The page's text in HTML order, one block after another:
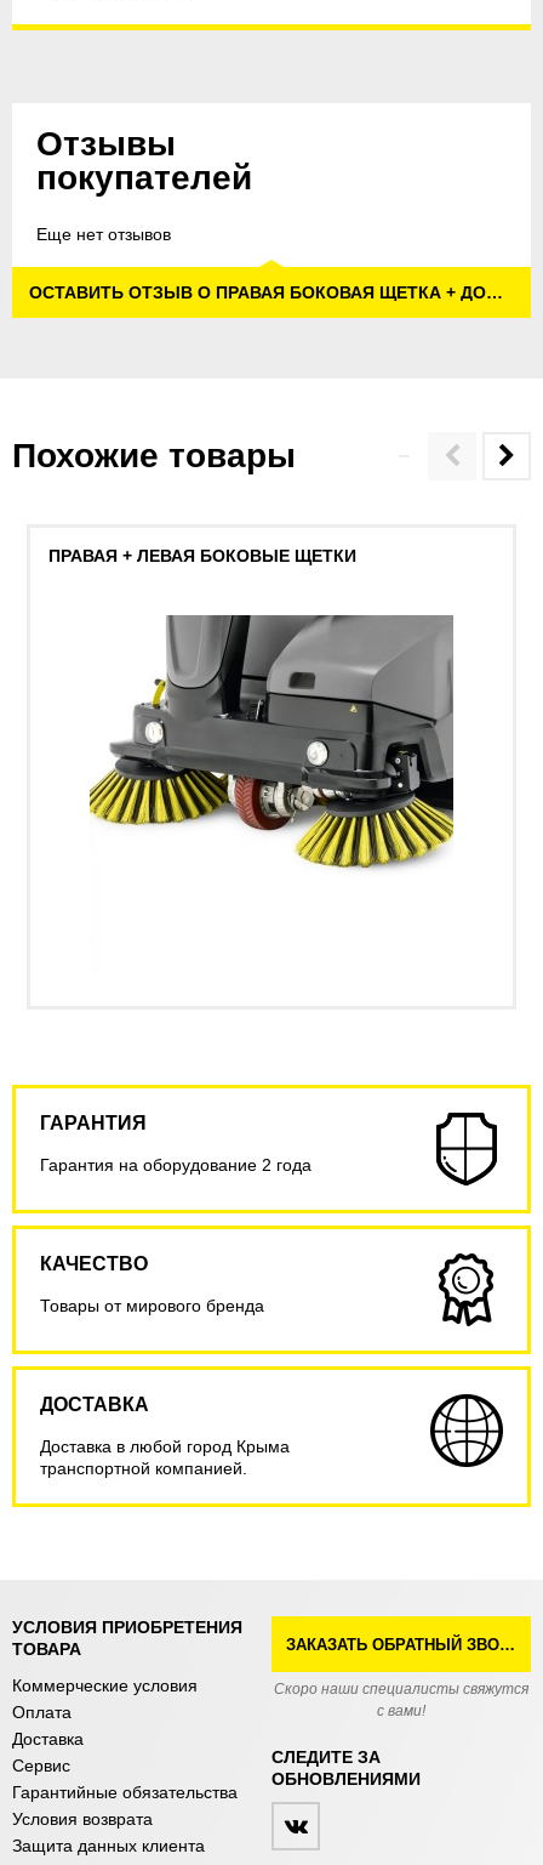
Отзывы
покупателей
Еще нет отзывов
ОСТАВИТЬ ОТЗЫВ О ПРАВАЯ БОКОВАЯ ЩЕТКА + ДОПОЛНИТЕЛЬНАЯ БОКОВАЯ ЩЕТКА
Похожие товары
ПРАВАЯ + ЛЕВАЯ БОКОВЫЕ ЩЕТКИ
ГАРАНТИЯ
Гарантия на оборудование 2 года
КАЧЕСТВО
Товары от мирового бренда
ДОСТАВКА
Доставка в любой город Крыма
транспортной компанией.
УСЛОВИЯ ПРИОБРЕТЕНИЯ
ТОВАРА
Коммерческие условия
Оплата
Доставка
Сервис
Гарантийные обязательства
Условия возврата
Защита данных клиента
ЗАКАЗАТЬ ОБРАТНЫЙ ЗВОНОК
Скоро наши специалисты свяжутся
с вами!
СЛЕДИТЕ ЗА
ОБНОВЛЕНИЯМИ